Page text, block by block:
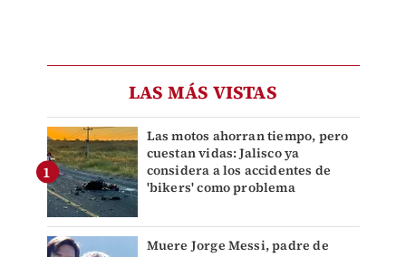
LAS MÁS VISTAS
Las motos ahorran tiempo, pero
cuestan vidas: Jalisco ya
considera a los accidentes de
'bikers' como problema
Muere Jorge Messi, padre de